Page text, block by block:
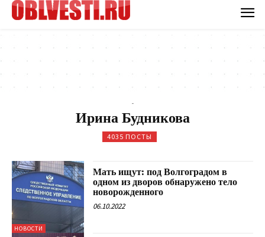
-
Ирина Будникова
4035 ПОСТЫ
НОВОСТИ
Мать ищут: под Волгоградом в
одном из дворов обнаружено тело
новорожденного
06.10.2022